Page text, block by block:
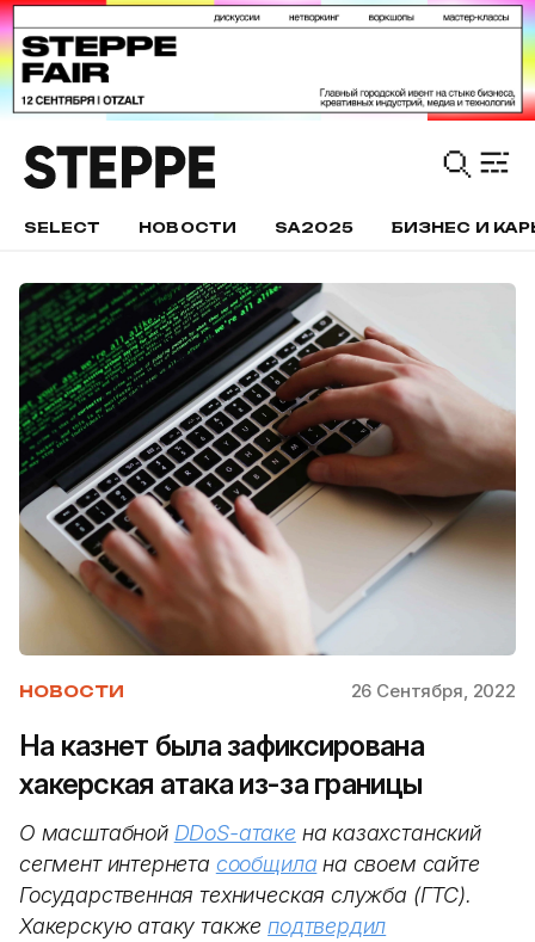
SELECT НОВОСТИ SA2025 БИЗНЕС И
НОВОСТИ 26 Сентября, 2022
На казнет была зафиксирована
хакерская атака из-за границы
О масштабной DDoS-атаке на казахстанский
сегмент интернета сообщила на своем сайте
Государственная техническая служба (ГТС).
Хакерскую атаку такжеподтвердил